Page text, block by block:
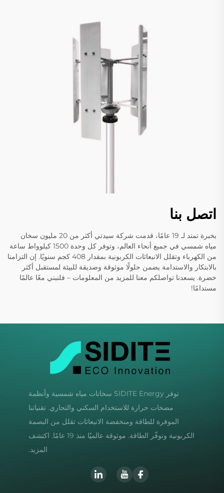
اتصل بنا
بخبرة تمتد لـ 19 عامًا، قدمت شركة سيدتي أكثر من 20 مليون سخان
مياه شمسي في جميع أنحاء العالم، وتوفر كل وحدة 1500 كيلوواط ساعة
من الكهرباء وتقلل الانبعاثات الكربونية بمقدار 408 كجم سنويًا. إن التزامنا
بالابتكار والاستدامة يضمن حلولًا موثوقة وصديقة للبيئة لمستقبل أكثر
خضرة. يسعدنا تواصلكم معنا للمزيد من المعلومات – فلنبني معًا عالمًا
مستدامًا!
توفر SIDITE Energy سخانات مياه شمسية وأنظمة
مضخات حرارة للاستخدام السكني والتجاري. تقنياتنا
الموفرة للطاقة ومنخفضة الانبعاثات تقلل من البصمة
الكربونية وتوفّر الطاقة. موثوقة عالميًا منذ 19 عامًا. اكتشف
المزيد.